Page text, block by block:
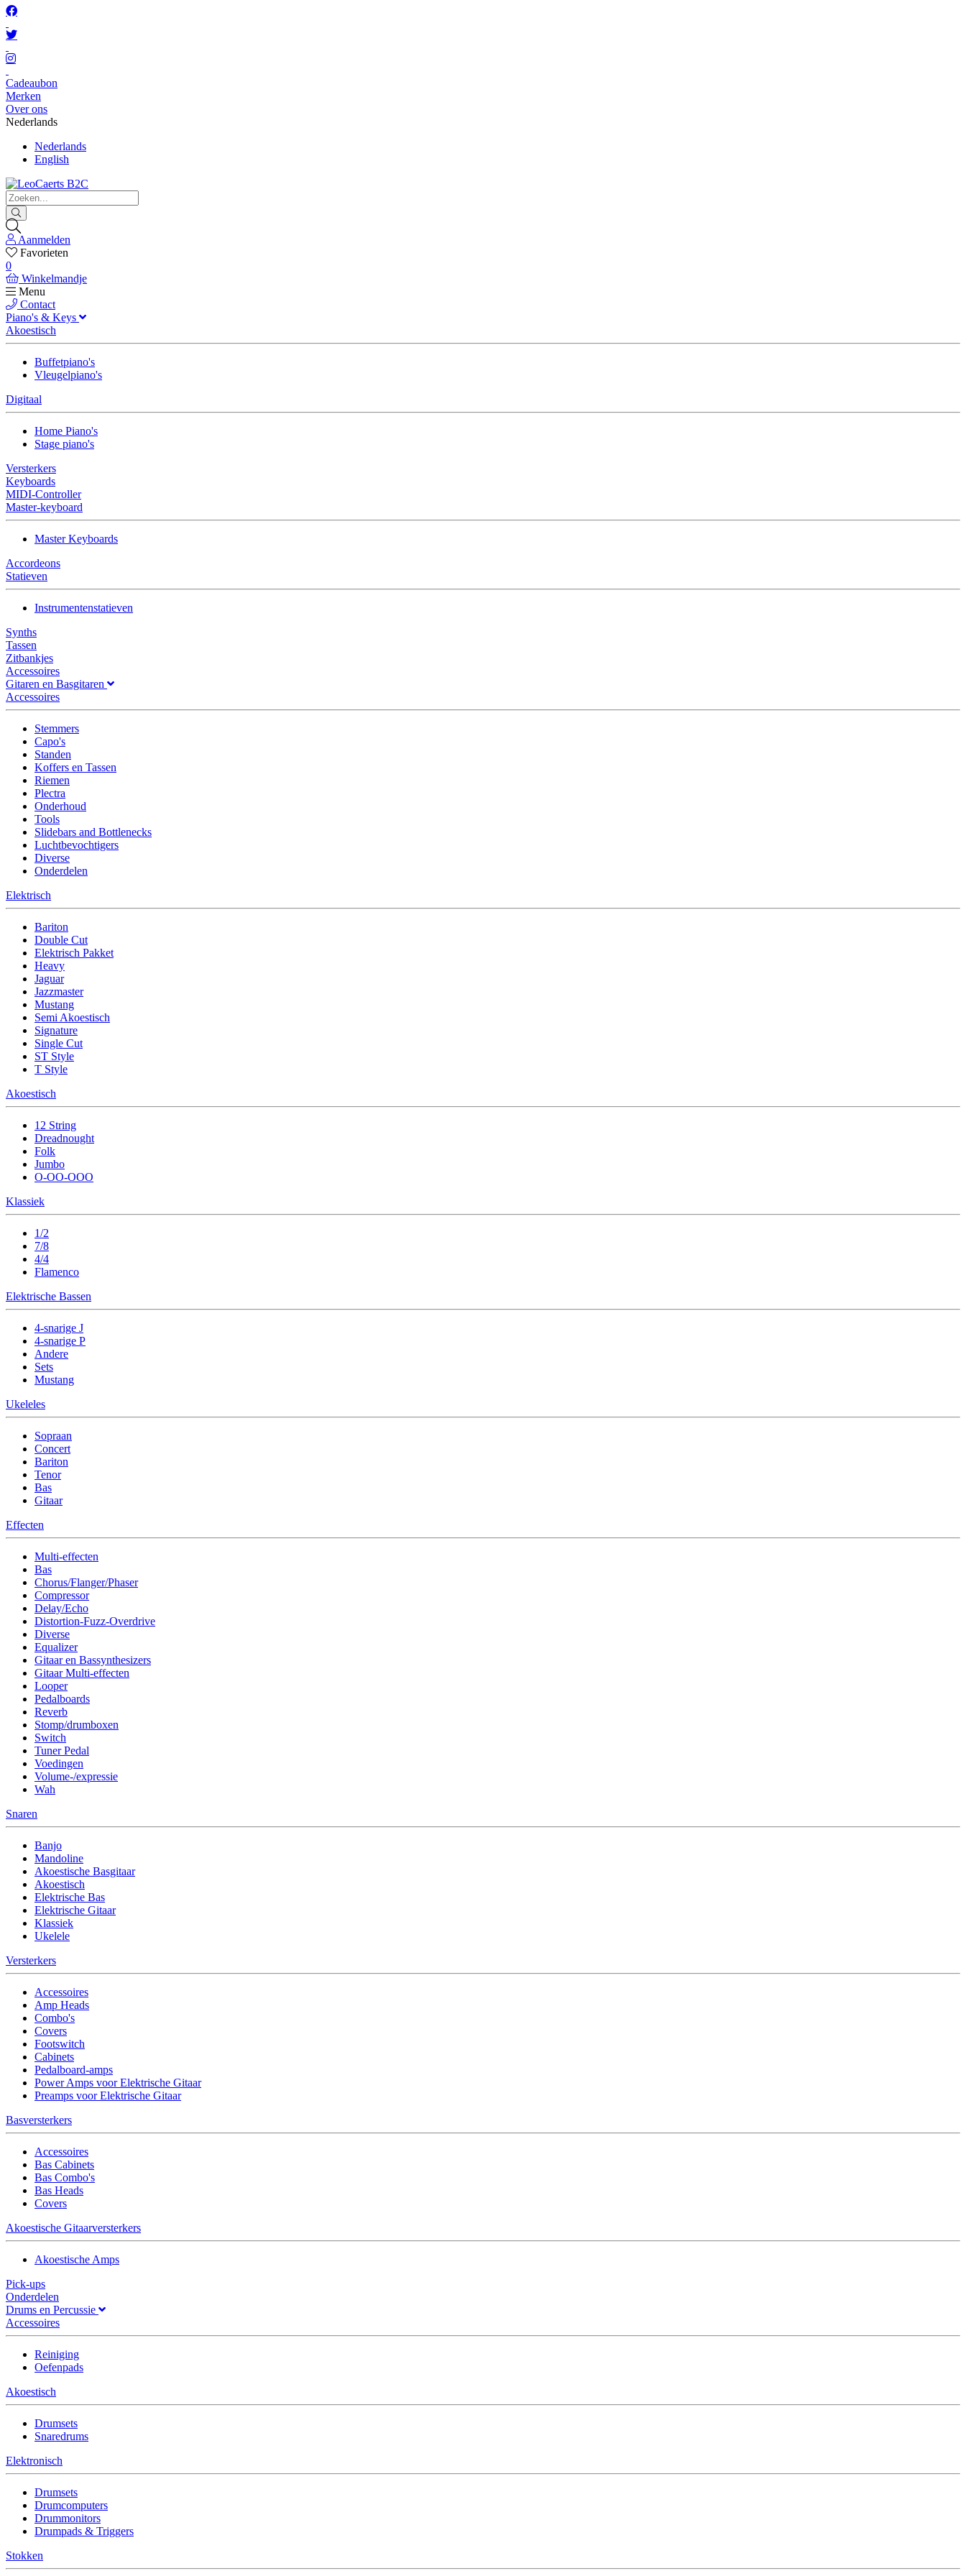
Cadeaubon
Merken
Over ons
Nederlands
Nederlands
English
Aanmelden
Favorieten
0
Winkelmandje
Menu
Contact
Piano's & Keys
Akoestisch
Buffetpiano's
Vleugelpiano's
Digitaal
Home Piano's
Stage piano's
Versterkers
Keyboards
MIDI-Controller
Master-keyboard
Master Keyboards
Accordeons
Statieven
Instrumentenstatieven
Synths
Tassen
Zitbankjes
Accessoires
Gitaren en Basgitaren
Accessoires
Stemmers
Capo's
Standen
Koffers en Tassen
Riemen
Plectra
Onderhoud
Tools
Slidebars and Bottlenecks
Luchtbevochtigers
Diverse
Onderdelen
Elektrisch
Bariton
Double Cut
Elektrisch Pakket
Heavy
Jaguar
Jazzmaster
Mustang
Semi Akoestisch
Signature
Single Cut
ST Style
T Style
Akoestisch
12 String
Dreadnought
Folk
Jumbo
O-OO-OOO
Klassiek
1/2
7/8
4/4
Flamenco
Elektrische Bassen
4-snarige J
4-snarige P
Andere
Sets
Mustang
Ukeleles
Sopraan
Concert
Bariton
Tenor
Bas
Gitaar
Effecten
Multi-effecten
Bas
Chorus/Flanger/Phaser
Compressor
Delay/Echo
Distortion-Fuzz-Overdrive
Diverse
Equalizer
Gitaar en Bassynthesizers
Gitaar Multi-effecten
Looper
Pedalboards
Reverb
Stomp/drumboxen
Switch
Tuner Pedal
Voedingen
Volume-/expressie
Wah
Snaren
Banjo
Mandoline
Akoestische Basgitaar
Akoestisch
Elektrische Bas
Elektrische Gitaar
Klassiek
Ukelele
Versterkers
Accessoires
Amp Heads
Combo's
Covers
Footswitch
Cabinets
Pedalboard-amps
Power Amps voor Elektrische Gitaar
Preamps voor Elektrische Gitaar
Basversterkers
Accessoires
Bas Cabinets
Bas Combo's
Bas Heads
Covers
Akoestische Gitaarversterkers
Akoestische Amps
Pick-ups
Onderdelen
Drums en Percussie
Accessoires
Reiniging
Oefenpads
Akoestisch
Drumsets
Snaredrums
Elektronisch
Drumsets
Drumcomputers
Drummonitors
Drumpads & Triggers
Stokken